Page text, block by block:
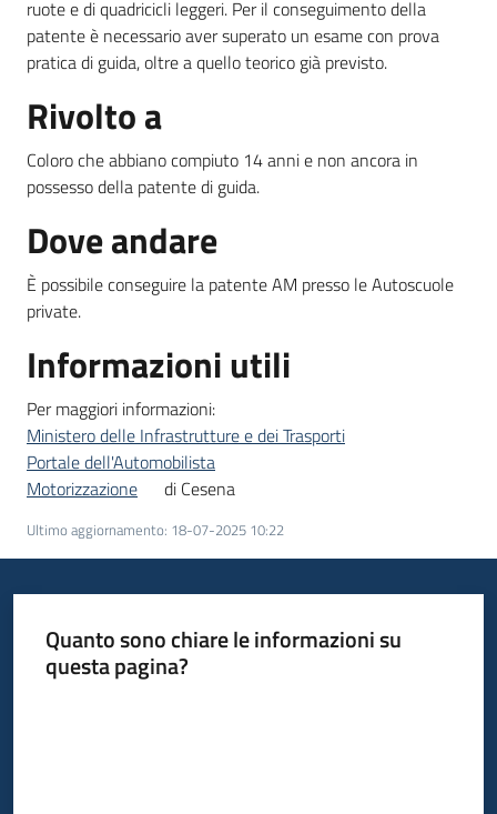
Newsletter
ruote e di quadricicli leggeri. Per il conseguimento della
patente è necessario aver superato un esame con prova
pratica di guida, oltre a quello teorico già previsto.
Rivolto a
Coloro che abbiano compiuto 14 anni e non ancora in
possesso della patente di guida.
Dove andare
È possibile conseguire la patente AM presso le Autoscuole
private.
Informazioni utili
Per maggiori informazioni:
Ministero delle Infrastrutture e dei Trasporti
Portale dell'Automobilista
Motorizzazione
di Cesena
Ultimo aggiornamento: 18-07-2025 10:22
Quanto sono chiare le informazioni su
questa pagina?